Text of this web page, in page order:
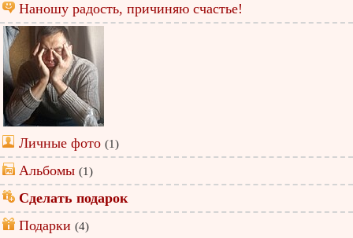
Наношу радость, причиняю счастье!
Личные фото (1)
Альбомы (1)
Сделать подарок
Подарки (4)